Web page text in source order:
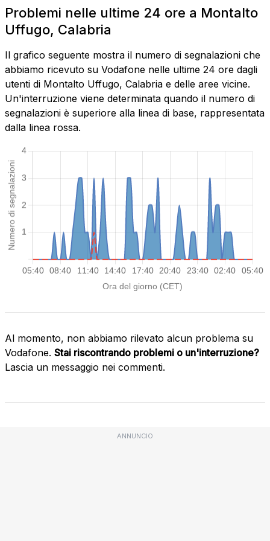
Problemi nelle ultime 24 ore a Montalto
Uffugo, Calabria
Il grafico seguente mostra il numero di segnalazioni che
abbiamo ricevuto su Vodafone nelle ultime 24 ore dagli
utenti di Montalto Uffugo, Calabria e delle aree vicine.
Un'interruzione viene determinata quando il numero di
segnalazioni è superiore alla linea di base, rappresentata
dalla linea rossa.
Al momento, non abbiamo rilevato alcun problema su
Vodafone. Stai riscontrando problemi o un'interruzione?
Lascia un messaggio nei commenti.
ANNUNCIO